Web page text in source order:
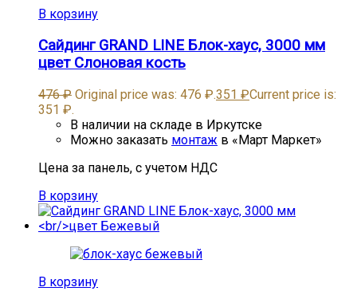
В корзину
Сайдинг GRAND LINE Блок-хаус, 3000 мм
цвет Слоновая кость
476₽ Original price was: 476 ₽.351 ₽Current price is:
351 ₽.
В наличии на складе в Иркутске
Можно заказать монтаж в «Март Маркет»
Цена за панель, с учетом НДС
В корзину
В корзину